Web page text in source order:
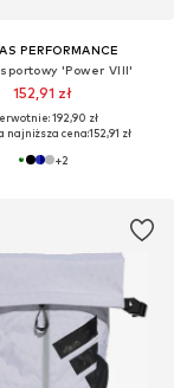
PERFORMANCE
'Power VIII'
152,91 zł
192,90 zł
najniższa cena:152,91 zł
+2